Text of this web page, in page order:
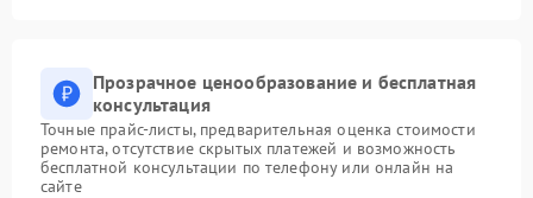
Прозрачное ценообразование и бесплатная
консультация
Точные прайс-листы, предварительная оценка стоимости
ремонта, отсутствие скрытых платежей и возможность
бесплатной консультации по телефону или онлайн на
сайте